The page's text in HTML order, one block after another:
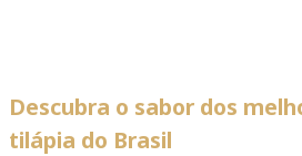
Descubra o sabor dos
tilápia do Brasil